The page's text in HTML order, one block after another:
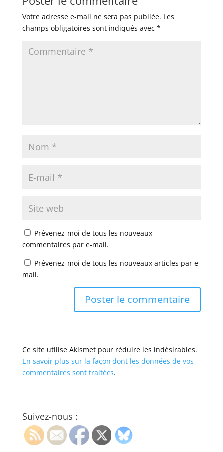
Votre adresse e-mail ne sera pas publiée. Les
champs obligatoires sont indiqués avec *
Prévenez-moi de tous les nouveaux
commentaires par e-mail.
Prévenez-moi de tous les nouveaux articles par e-
mail.
Ce site utilise Akismet pour réduire les indésirables.
En savoir plus sur la façon dont les données de vos
commentaires sont traitées.
Suivez-nous :